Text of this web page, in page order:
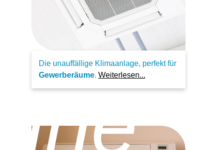
Die unauffällige Klimaanlage, perfekt für
Gewerberäume. Weiterlesen...